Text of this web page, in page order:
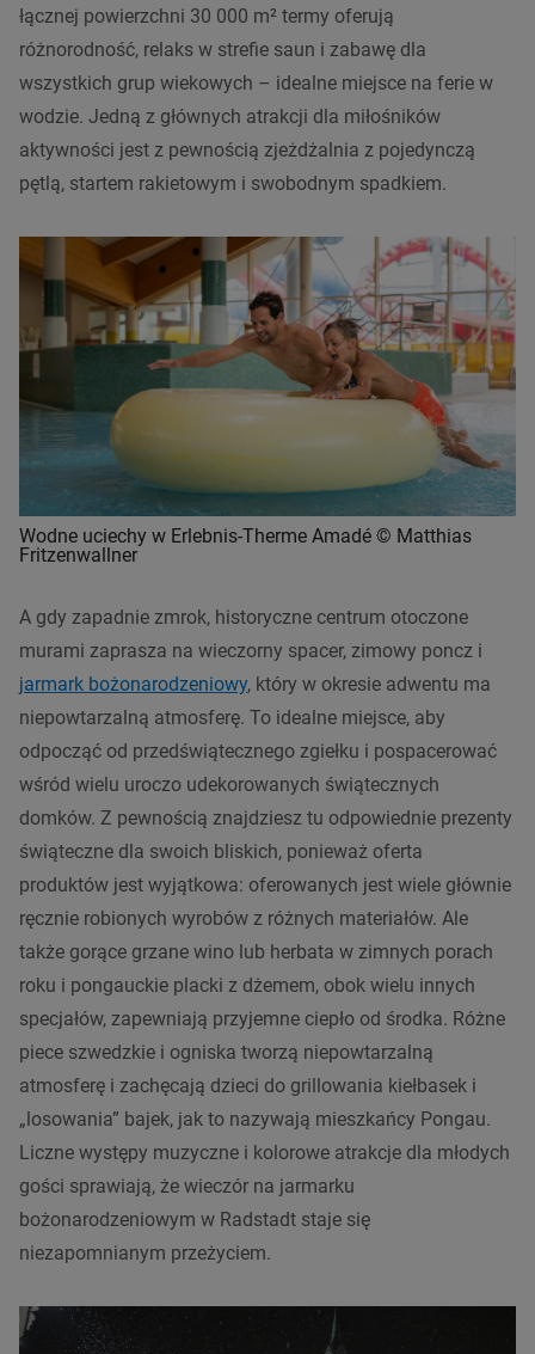
łącznej powierzchni 30 000 m² termy oferują
różnorodność, relaks w strefie saun i zabawę dla
wszystkich grup wiekowych – idealne miejsce na ferie w
wodzie. Jedną z głównych atrakcji dla miłośników
aktywności jest z pewnością zjeżdżalnia z pojedynczą
pętlą, startem rakietowym i swobodnym spadkiem.
Wodne uciechy w Erlebnis-Therme Amadé © Matthias
Fritzenwallner
A gdy zapadnie zmrok, historyczne centrum otoczone
murami zaprasza na wieczorny spacer, zimowy poncz i
jarmark bożonarodzeniowy, który w okresie adwentu ma
niepowtarzalną atmosferę. To idealne miejsce, aby
odpocząć od przedświątecznego zgiełku i pospacerować
wśród wielu uroczo udekorowanych świątecznych
domków. Z pewnością znajdziesz tu odpowiednie prezenty
świąteczne dla swoich bliskich, ponieważ oferta
produktów jest wyjątkowa: oferowanych jest wiele głównie
ręcznie robionych wyrobów z różnych materiałów. Ale
także gorące grzane wino lub herbata w zimnych porach
roku i pongauckie placki z dżemem, obok wielu innych
specjałów, zapewniają przyjemne ciepło od środka. Różne
piece szwedzkie i ogniska tworzą niepowtarzalną
atmosferę i zachęcają dzieci do grillowania kiełbasek i
„losowania” bajek, jak to nazywają mieszkańcy Pongau.
Liczne występy muzyczne i kolorowe atrakcje dla młodych
gości sprawiają, że wieczór na jarmarku
bożonarodzeniowym w Radstadt staje się
niezapomnianym przeżyciem.